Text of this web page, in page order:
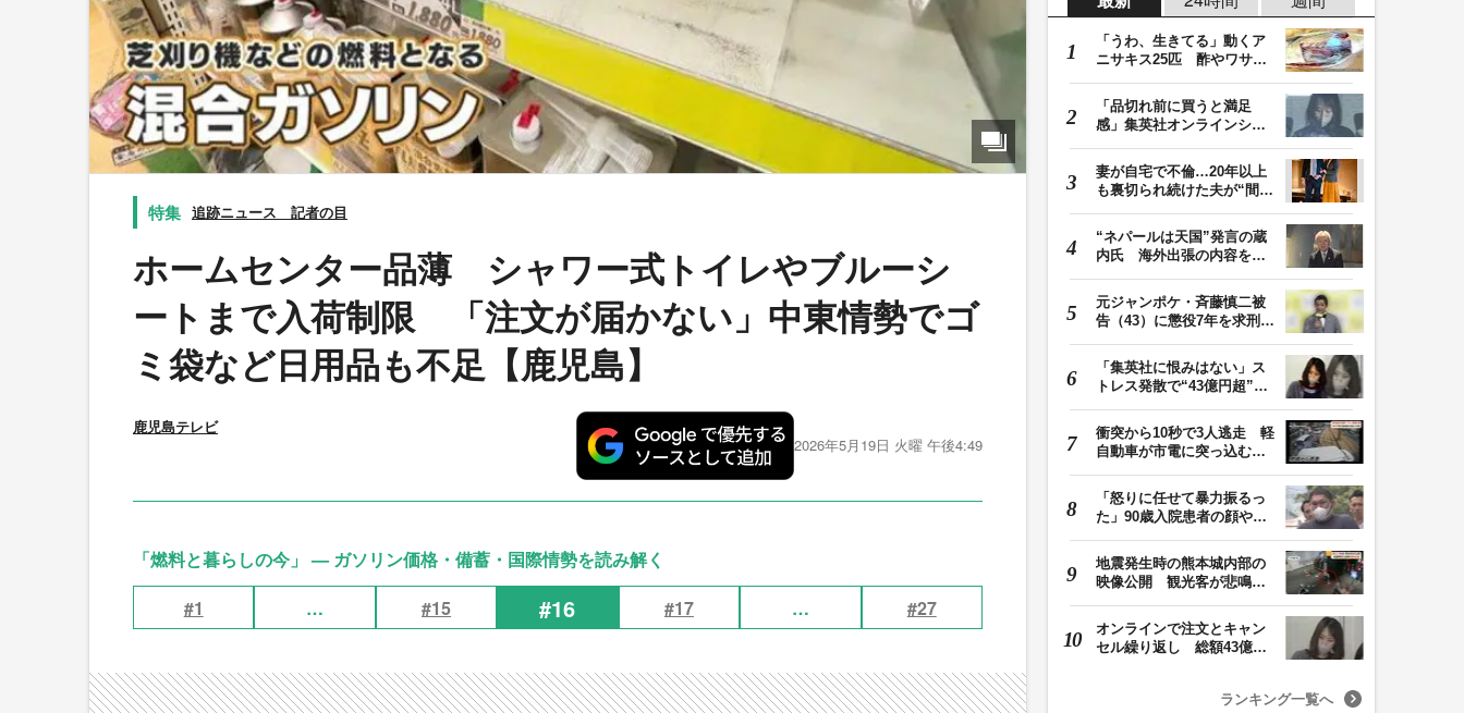
追跡ニュース 記者の目
ホームセンター品薄 シャワー式トイレやブルーシ
ートまで入荷制限 「注文が届かない」中東情勢でゴ
ミ袋など日用品も不足【鹿児島】
鹿児島テレビ
2026年5月19日 火曜 午後4:49
「燃料と暮らしの今」 — ガソリン価格・備蓄・国際情勢を読み解く
#1
… #15 #16 #17 … #27
「うわ、生きてる」動くア
ニサキス25匹 酢やワサビ
「品切れ前に買うと満足
感」集英社オンラインショ
妻が自宅で不倫…20年以上
も裏切られ続けた夫が“間
“ネパールは天国”発言の蔵
内氏 海外出張の内容を説
元ジャンポケ・斉藤慎二被
告（43）に懲役7年を求刑
「集英社に恨みはない」ス
トレス発散で“43億円超”の
衝突から10秒で3人逃走 軽
自動車が市電に突っ込む一
「怒りに任せて暴力振るっ
た」90歳入院患者の顔や腹
地震発生時の熊本城内部の
映像公開 観光客が悲鳴…
オンラインで注文とキャン
セル繰り返し 総額43億円
ランキング一覧へ